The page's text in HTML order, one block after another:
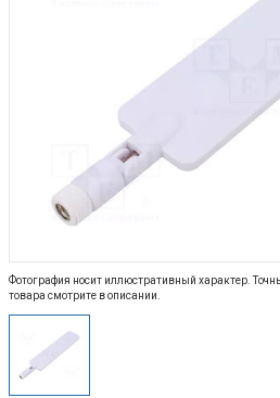
Фотография носит иллюстративный характер.
товара смотрите в описании.